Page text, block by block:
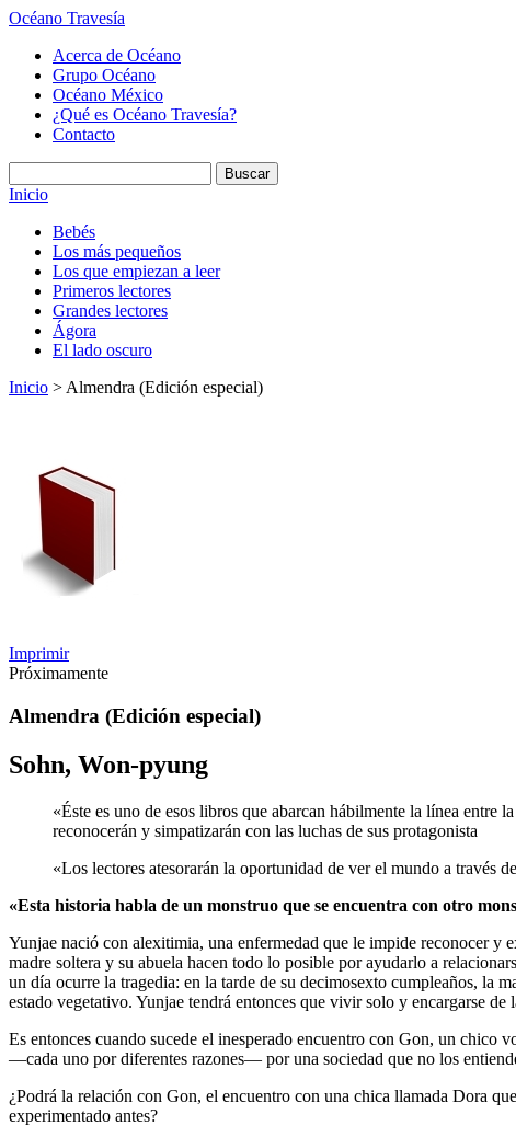
Océano Travesía
Acerca de Océano
Grupo Océano
Océano México
¿Qué es Océano Travesía?
Contacto
Inicio
Bebés
Los más pequeños
Los que empiezan a leer
Primeros lectores
Grandes lectores
Ágora
El lado oscuro
Inicio > Almendra (Edición especial)
Imprimir
Próximamente
Almendra (Edición especial)
Sohn, Won-pyung
«Éste es uno de esos libros que abarcan hábilmente la línea entre
reconocerán y simpatizarán con las luchas de sus protagonista
«Los lectores atesorarán la oportunidad de ver el mundo a través
«Esta historia habla de un monstruo que se encuentra con otro
Yunjae nació con alexitimia, una enfermedad que le impide reconocer y
madre soltera y su abuela hacen todo lo posible por ayudarlo a
un día ocurre la tragedia: en la tarde de su decimosexto cumpleaños, la
estado vegetativo. Yunjae tendrá entonces que vivir solo y encargarse
Es entonces cuando sucede el inesperado encuentro con Gon, un chico
—cada uno por diferentes razones— por una sociedad que no los
¿Podrá la relación con Gon, el encuentro con una chica llamada Dora
experimentado antes?